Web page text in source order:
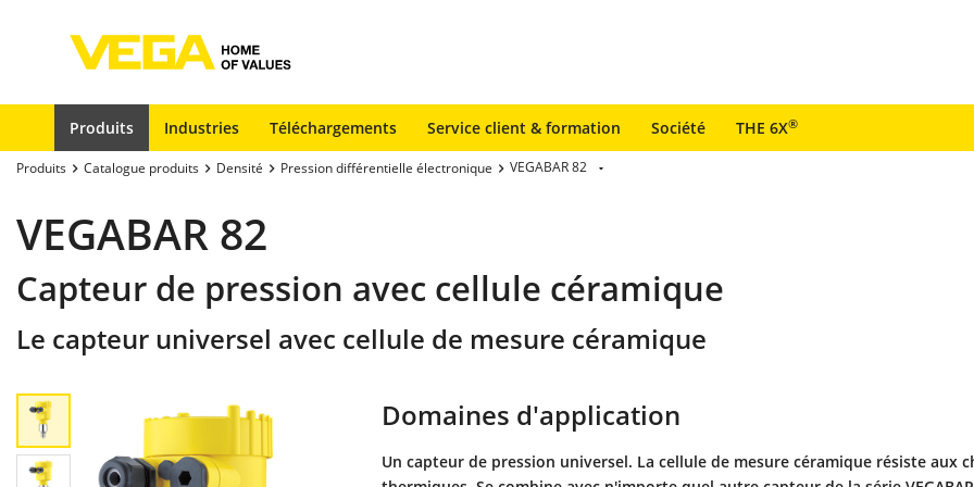
Produits Industries Téléchargements Service client & formation Société THE 6X®
Produits Catalogue produits Densité Pression différentielle électronique VEGABAR 82
VEGABAR 82
Capteur de pression avec cellule céramique
Le capteur universel avec cellule de mesure céramique
Domaines d'application
Un capteur de pression universel. La cellule de mesure céramique résiste aux